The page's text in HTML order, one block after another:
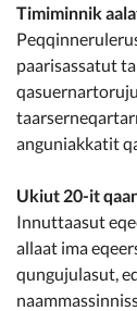
Timiminnik
paarisassatut
anguniakkatit
Ukiut 20-it
Innuttaasut
allaat ima
qungujulasut,